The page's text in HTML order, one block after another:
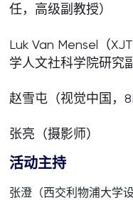
任，高级副教授）
Luk Van Mensel（
学人文社科学院研究
赵雪屯（视觉中国，
张亮（摄影师）
活动主持
张澄（西交利物浦大学